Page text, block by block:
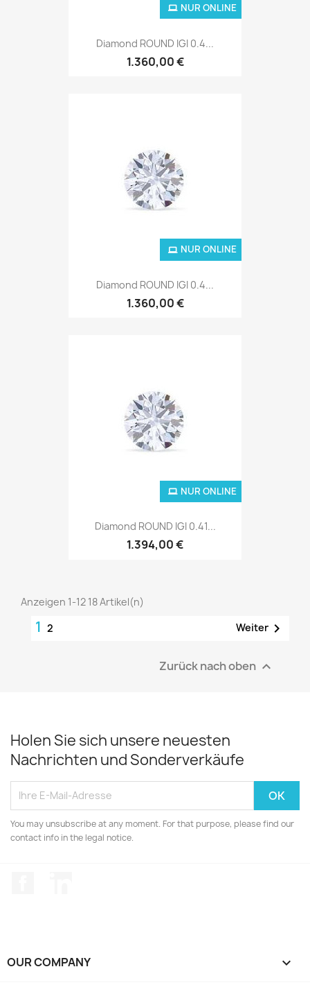
Diamond ROUND IGI 0.4...
1.360,00 €
NUR ONLINE
Diamond ROUND IGI 0.4...
1.360,00 €
NUR ONLINE
Diamond ROUND IGI 0.41...
1.394,00 €
NUR ONLINE
Anzeigen 1-12 18 Artikel(n)
1 2 Weiter 
Zurück nach oben 
Holen Sie sich unsere neuesten
Nachrichten und Sonderverkäufe
You may unsubscribe at any moment. For that purpose, please find our
contact info in the legal notice.
OUR COMPANY 